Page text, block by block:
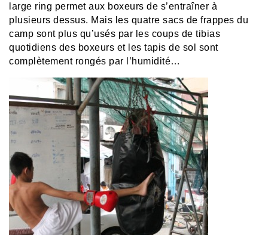
large ring permet aux boxeurs de s’entraîner à
plusieurs dessus. Mais les quatre sacs de frappes du
camp sont plus qu’usés par les coups de tibias
quotidiens des boxeurs et les tapis de sol sont
complètement rongés par l’humidité…